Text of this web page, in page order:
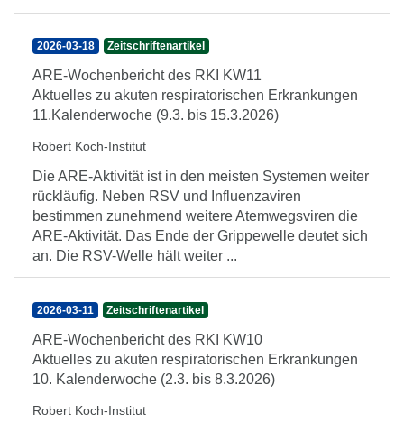
2026-03-18 Zeitschriftenartikel
ARE-Wochenbericht des RKI KW11
Aktuelles zu akuten respiratorischen Erkrankungen
11.Kalenderwoche (9.3. bis 15.3.2026)
Robert Koch-Institut
Die ARE-Aktivität ist in den meisten Systemen weiter
rückläufig. Neben RSV und Influenzaviren
bestimmen zunehmend weitere Atemwegsviren die
ARE-Aktivität. Das Ende der Grippewelle deutet sich
an. Die RSV-Welle hält weiter ...
2026-03-11 Zeitschriftenartikel
ARE-Wochenbericht des RKI KW10
Aktuelles zu akuten respiratorischen Erkrankungen
10. Kalenderwoche (2.3. bis 8.3.2026)
Robert Koch-Institut